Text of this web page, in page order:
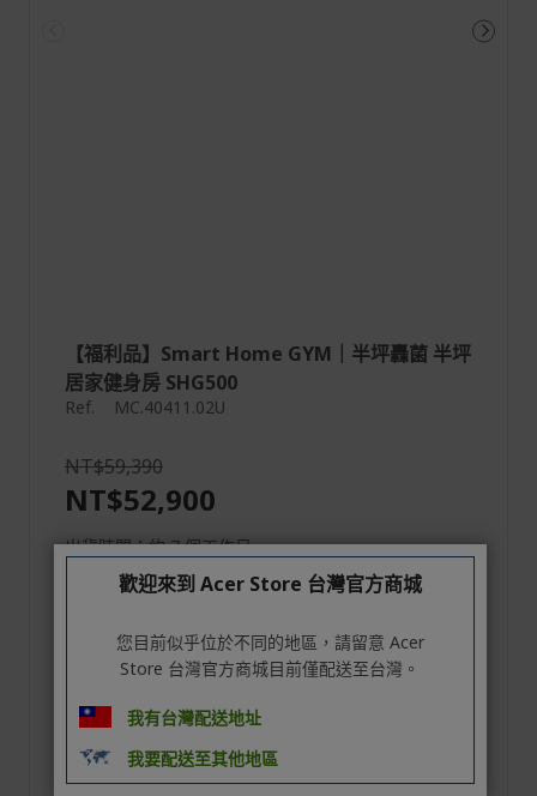
【福利品】Smart Home GYM｜半坪轟菌 半坪
居家健身房 SHG500
Ref. MC.40411.02U
NT$59,390
NT$52,900
出貨時間：約 7 個工作日
福利品
品有別。請確認可接受商品狀況、可配
合注意事項再行訂購。如有疑慮，請購
買新品。> 查看注意事項
歡迎來到 Acer Store 台灣官方商城
您目前似乎位於不同的地區，請留意 Acer
Store 台灣官方商城目前僅配送至台灣。
我有台灣配送地址
我要配送至其他地區